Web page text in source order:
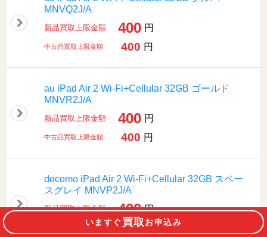
MNVQ2J/A
新品買取上限金額 400 円
中古品買取上限金額 400 円
au iPad Air 2 Wi-Fi+Cellular 32GB ゴールド
MNVR2J/A
新品買取上限金額 400 円
中古品買取上限金額 400 円
docomo iPad Air 2 Wi-Fi+Cellular 32GB スペー
スグレイ MNVP2J/A
新品買取上限金額 400 円
中古品買取上限金額 400 円
いますぐ 買取お申込み